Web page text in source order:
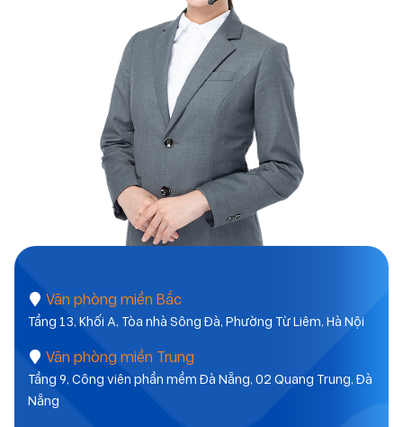
Văn phòng miền Bắc
Tầng 13, Khối A, Tòa nhà Sông Đà, Phường Từ Liêm, Hà Nội
Văn phòng miền Trung
Tầng 9, Công viên phần mềm Đà Nẵng, 02 Quang Trung, Đà
Nẵng